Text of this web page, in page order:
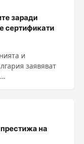
заради
сертификати
и
заявяват
на